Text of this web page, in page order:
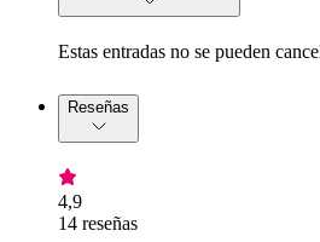
Estas entradas no se pueden
Reseñas
4,9
14 reseñas